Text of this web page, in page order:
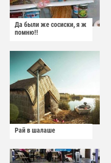
Да были же сосиски, я ж
помню!!
Рай в шалаше